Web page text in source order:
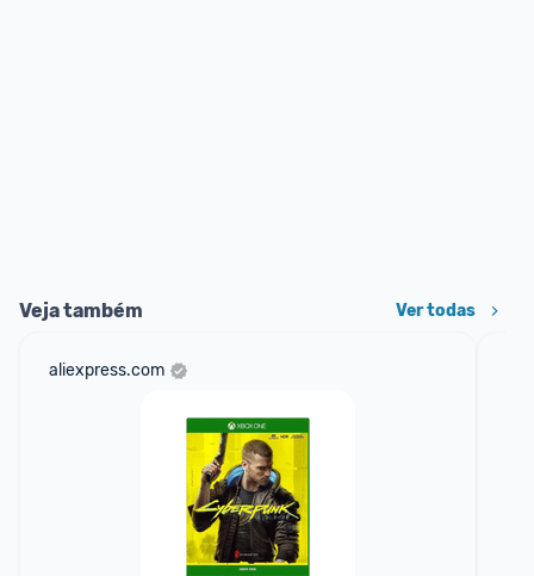
Veja também Ver todas
aliexpress.com